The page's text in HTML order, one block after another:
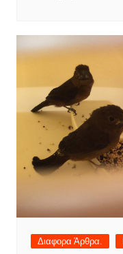
Διαφορα Άρθρα.